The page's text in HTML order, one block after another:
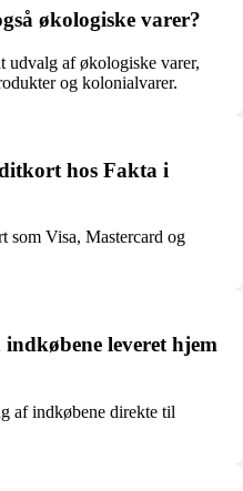
økologiske varer?
udvalg af økologiske varer,
og kolonialvarer.
hos Fakta i
som Visa, Mastercard og
leveret hjem
af indkøbene direkte til